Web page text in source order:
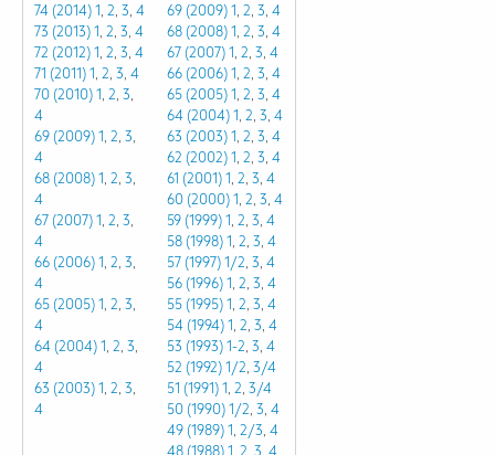
74 (2014)1, 2, 3, 4
73 (2013)1, 2, 3, 4
72 (2012)1, 2, 3, 4
71 (2011)1, 2, 3, 4
70 (2010)1, 2, 3,
4
69 (2009)1, 2, 3,
4
68 (2008)1, 2, 3,
4
67 (2007)1, 2, 3,
4
66 (2006)1, 2, 3,
4
65 (2005)1, 2, 3,
4
64 (2004)1, 2, 3,
4
63 (2003)1, 2, 3,
4
69 (2009)1, 2, 3, 4
68 (2008)1, 2, 3, 4
67 (2007)1, 2, 3, 4
66 (2006)1, 2, 3, 4
65 (2005)1, 2, 3, 4
64 (2004)1, 2, 3, 4
63 (2003)1, 2, 3, 4
62 (2002)1, 2, 3, 4
61 (2001)1, 2, 3, 4
60 (2000)1, 2, 3, 4
59 (1999)1, 2, 3, 4
58 (1998)1, 2, 3, 4
57 (1997)1/2, 3, 4
56 (1996)1, 2, 3, 4
55 (1995)1, 2, 3, 4
54 (1994)1, 2, 3, 4
53 (1993)1-2, 3, 4
52 (1992)1/2, 3/4
51 (1991)1, 2, 3/4
50 (1990)1/2, 3, 4
49 (1989)1, 2/3, 4
48 (1988)1, 2, 3, 4